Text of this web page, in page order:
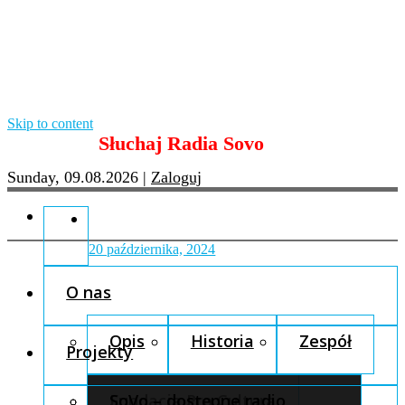
Skip to content
Słuchaj Radia Sovo
Sunday, 09.08.2026 | Zaloguj
O nas
Opis Historia Zespół
Fundacja Pro Cultura
Projekty
SoVo – dostępne radio
20 października, 2024